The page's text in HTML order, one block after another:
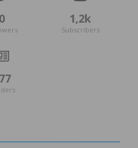
do
0 1,2k
Subscribers